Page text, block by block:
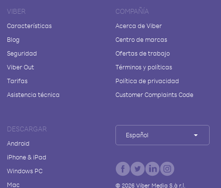
VIBER
Características
Blog
Seguridad
Viber Out
Tarifas
Asistencia técnica
COMPAÑÍA
Acerca de Viber
Centro de marcas
Ofertas de trabajo
Términos y políticas
Política de privacidad
Customer Complaints Code
DESCARGAR
Android
iPhone & iPad
Windows PC
Mac
Español
© 2026Viber Media S.à r.l.